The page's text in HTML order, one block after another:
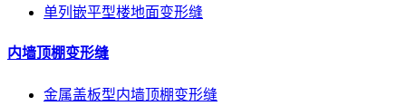
单列嵌平型楼地面变形缝
内墙顶棚变形缝
金属盖板型内墙顶棚变形缝